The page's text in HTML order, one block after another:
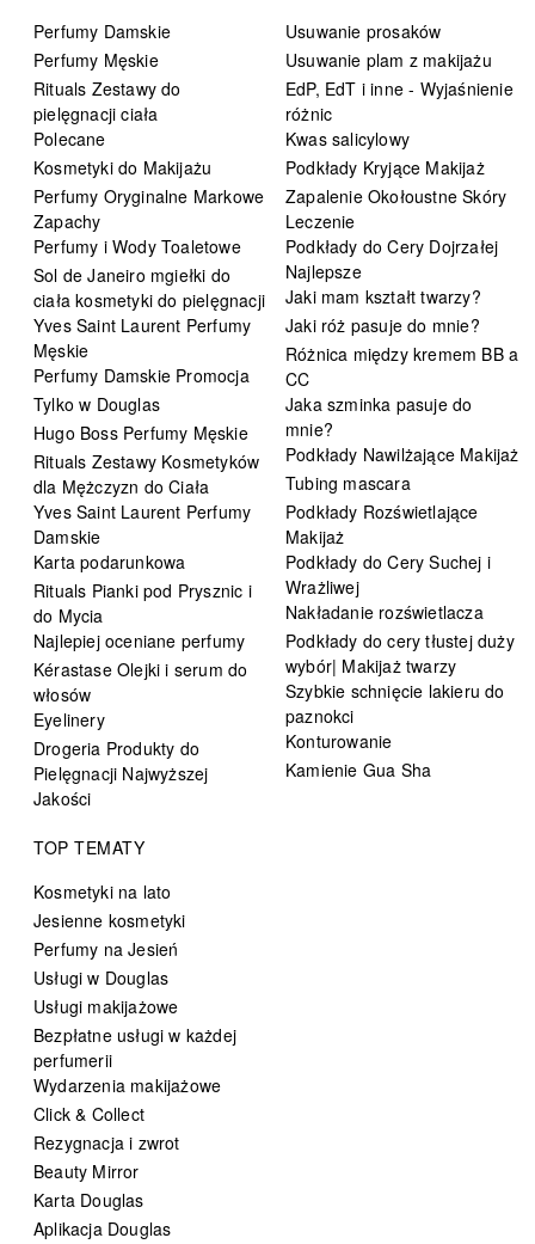
Perfumy Damskie
Perfumy Męskie
Rituals Zestawy do
pielęgnacji ciała
Polecane
Kosmetyki do Makijażu
Perfumy Oryginalne Markowe
Zapachy
Perfumy i Wody Toaletowe
Sol de Janeiro mgiełki do
ciała kosmetyki do pielęgnacji
Yves Saint Laurent Perfumy
Męskie
Perfumy Damskie Promocja
Tylko w Douglas
Hugo Boss Perfumy Męskie
Rituals Zestawy Kosmetyków
dla Mężczyzn do Ciała
Yves Saint Laurent Perfumy
Damskie
Karta podarunkowa
Rituals Pianki pod Prysznic i
do Mycia
Najlepiej oceniane perfumy
Kérastase Olejki i serum do
włosów
Eyelinery
Drogeria Produkty do
Pielęgnacji Najwyższej
Jakości
Usuwanie prosaków
Usuwanie plam z makijażu
EdP, EdT i inne - Wyjaśnienie
różnic
Kwas salicylowy
Podkłady Kryjące Makijaż
Zapalenie Okołoustne Skóry
Leczenie
Podkłady do Cery Dojrzałej
Najlepsze
Jaki mam kształt twarzy?
Jaki róż pasuje do mnie?
Różnica między kremem BB a
CC
Jaka szminka pasuje do
mnie?
Podkłady Nawilżające Makijaż
Tubing mascara
Podkłady Rozświetlające
Makijaż
Podkłady do Cery Suchej i
Wrażliwej
Nakładanie rozświetlacza
Podkłady do cery tłustej duży
wybór| Makijaż twarzy
Szybkie schnięcie lakieru do
paznokci
Konturowanie
Kamienie Gua Sha
TOP TEMATY
Kosmetyki na lato
Jesienne kosmetyki
Perfumy na Jesień
Usługi w Douglas
Usługi makijażowe
Bezpłatne usługi w każdej
perfumerii
Wydarzenia makijażowe
Click & Collect
Rezygnacja i zwrot
Beauty Mirror
Karta Douglas
Aplikacja Douglas